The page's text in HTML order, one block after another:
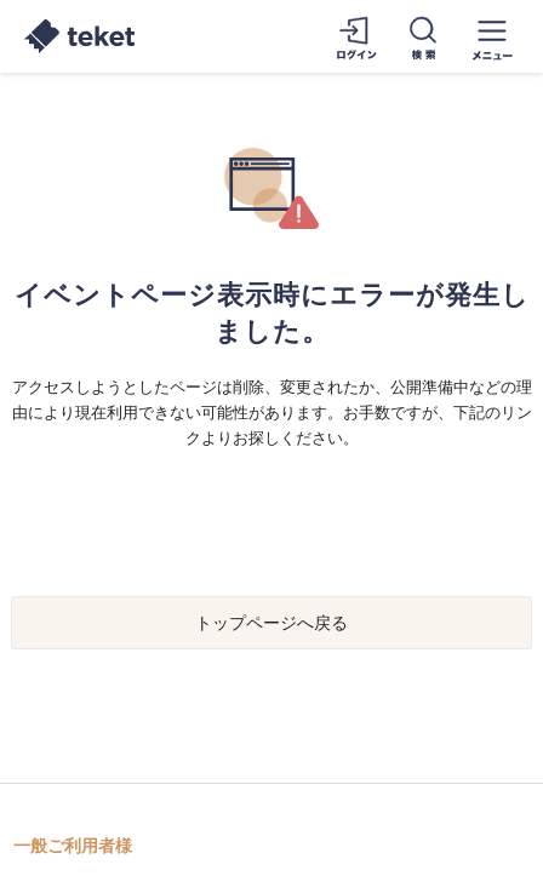
イベントページ表示時にエラーが発生し
ました。
アクセスしようとしたページは削除、変更されたか、公開準備中などの理
由により現在利用できない可能性があります。お手数ですが、下記のリン
クよりお探しください。
トップページへ戻る
一般ご利用者様